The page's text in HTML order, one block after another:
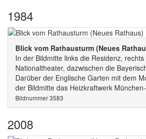
1984
Blick vom Rathausturm (Neues
In der Bildmitte links die Residenz, rechts
Nationaltheater, dazwischen die
Darüber der Englische Garten mit dem
der Bildmitte das Heizkraftwerk
Bildnummer 3583
2008